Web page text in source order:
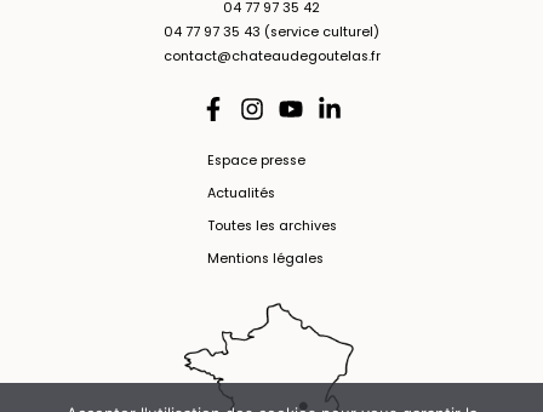
04 77 97 35 42
04 77 97 35 43 (service culturel)
contact@chateaudegoutelas.fr
Espace presse
Actualités
Toutes les archives
Mentions légales